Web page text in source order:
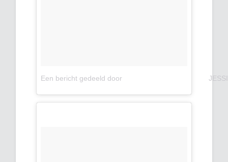
Een bericht gedeeld door ⠀⠀ ⠀⠀⠀⠀⠀ ⠀⠀⠀ ⠀⠀⠀⠀